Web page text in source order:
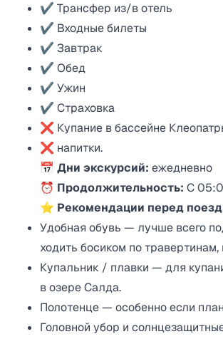
✔ Трансфер из/в отель
✔ Входные билеты
✔ Завтрак
✔ Обед
✔ Ужин
✔ Страховка
❌ Купание в бассейне
❌ напитки.
📅 Дни экскурсий: ежедневно
⏰ Продолжительность: С
⭐ Рекомендации перед
Удобная обувь — лучше всего
ходить босиком по
Купальник / плавки — для
в озере Салда.
Полотенце — особенно если
Головной убор и